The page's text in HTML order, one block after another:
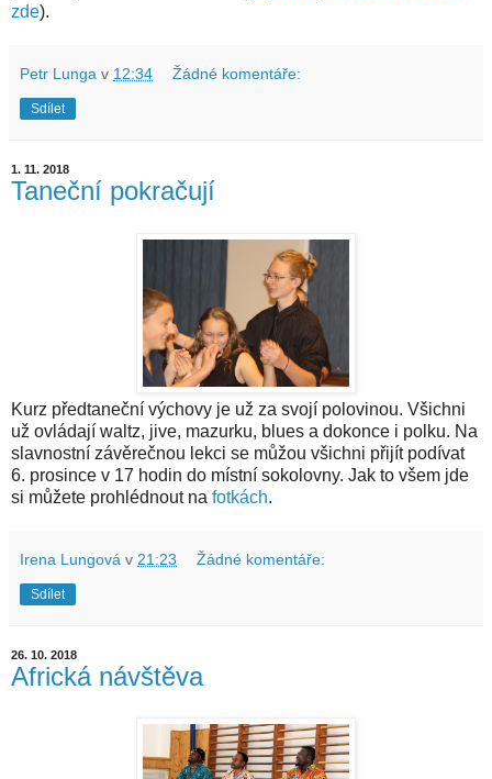
zde).
Petr Lunga v 12:34 Žádné komentáře:
Sdílet
1. 11. 2018
Taneční pokračují
Kurz předtaneční výchovy je už za svojí polovinou. Všichni
už ovládají waltz, jive, mazurku, blues a dokonce i polku. Na
slavnostní závěrečnou lekci se můžou všichni přijít podívat
6. prosince v 17 hodin do místní sokolovny. Jak to všem jde
si můžete prohlédnout na fotkách.
Irena Lungová v 21:23 Žádné komentáře:
Sdílet
26. 10. 2018
Africká návštěva